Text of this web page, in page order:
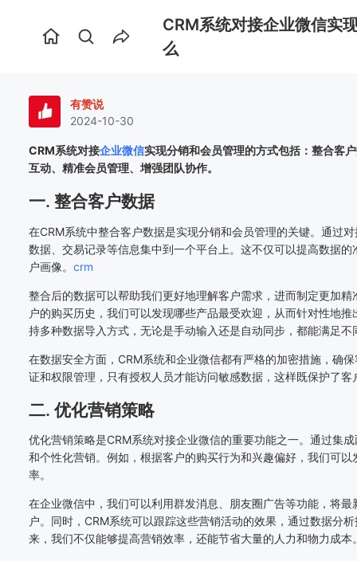
首
CRM系统对接企业微信实
么
有赞说
2024-10-30
CRM系统对接企业微信实现分销和会员管理的方式包括：整合客
互动、精准会员管理、增强团队协作。
一. 整合客户数据
在CRM系统中整合客户数据是实现分销和会员管理的关键。通过
数据、交易记录等信息集中到一个平台上。这不仅可以提高数据
户画像。 crm
整合后的数据可以帮助我们更好地理解客户需求，进而制定更加
户的购买历史，我们可以发现哪些产品最受欢迎，从而针对性地
持多种数据导入方式，无论是手动输入还是自动同步，都能满足不
在数据安全方面，CRM系统和企业微信都有严格的加密措施，确
证和权限管理，只有授权人员才能访问敏感数据，这样既保护了
二. 优化营销策略
优化营销策略是CRM系统对接企业微信的重要功能之一。通过集
和个性化营销。例如，根据客户的购买行为和兴趣偏好，我们可以
率。
在企业微信中，我们可以利用群发消息、朋友圈广告等功能，将
户。同时，CRM系统可以跟踪这些营销活动的效果，通过数据分
来，我们不仅能够提高营销效率，还能节省大量的人力和物力成本